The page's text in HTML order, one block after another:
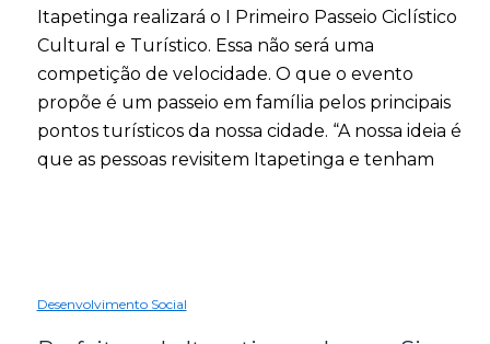
Itapetinga realizará o I Primeiro Passeio Ciclístico
Cultural e Turístico. Essa não será uma
competição de velocidade. O que o evento
propõe é um passeio em família pelos principais
pontos turísticos da nossa cidade. “A nossa ideia é
que as pessoas revisitem Itapetinga e tenham
Desenvolvimento Social